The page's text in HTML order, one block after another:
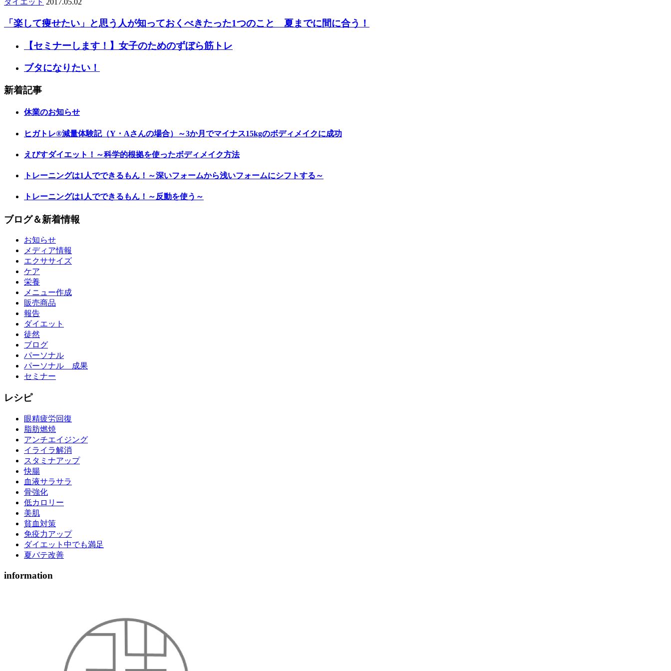
ダイエット 2017.05.02
「楽して痩せたい」と思う人が知っておくべきたった1つのこと 夏までに間に合う！
【セミナーします！】女子のためのずぼら筋トレ
ブタになりたい！
新着記事
休業のお知らせ
ヒガトレ®減量体験記（Y・Aさんの場合）～3か月でマイナス15kgのボディメイクに成功
えびすダイエット！～科学的根拠を使ったボディメイク方法
トレーニングは1人でできるもん！～深いフォームから浅いフォームにシフトする～
トレーニングは1人でできるもん！～反動を使う～
ブログ＆新着情報
お知らせ
メディア情報
エクササイズ
ケア
栄養
メニュー作成
販売商品
報告
ダイエット
徒然
ブログ
パーソナル
パーソナル 成果
セミナー
レシピ
眼精疲労回復
脂肪燃焼
アンチエイジング
イライラ解消
スタミナアップ
快腸
血液サラサラ
骨強化
低カロリー
美肌
貧血対策
免疫力アップ
ダイエット中でも満足
夏バテ改善
information